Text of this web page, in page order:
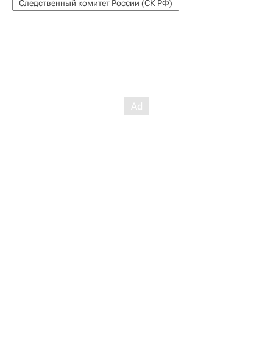
Следственный комитет России (СК РФ)